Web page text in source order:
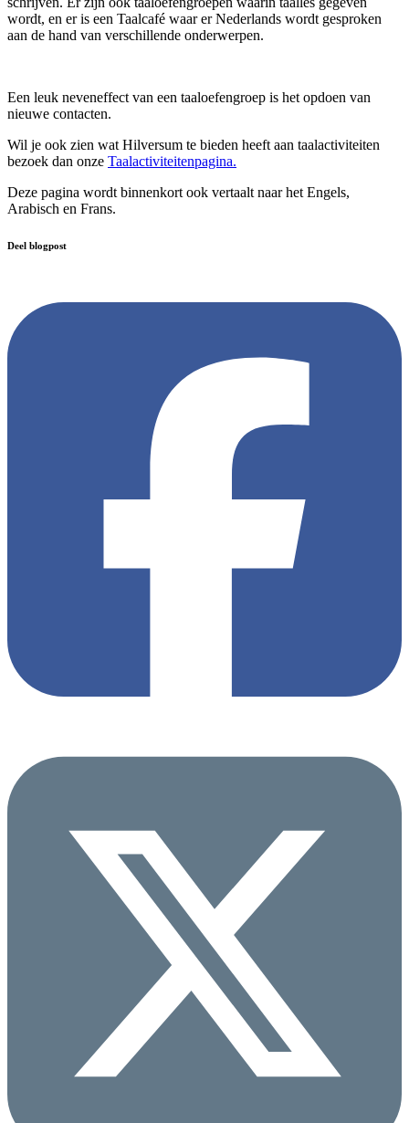
wordt, en er is een Taalcafé waar er Nederlands wordt gesproken
aan de hand van verschillende onderwerpen.
Een leuk neveneffect van een taaloefengroep is het opdoen van
nieuwe contacten.
Wil je ook zien wat Hilversum te bieden heeft aan taalactiviteiten
bezoek dan onze Taalactiviteitenpagina.
Deze pagina wordt binnenkort ook vertaalt naar het Engels,
Arabisch en Frans.
Deel blogpost